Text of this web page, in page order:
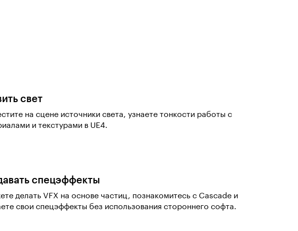
свет
на сцене источники света, узнаете тонкости работы с
и текстурами в UE4.
спецэффекты
делать VFX на основе частиц, познакомитесь с Cascade и
свои спецэффекты без использования стороннего софта.